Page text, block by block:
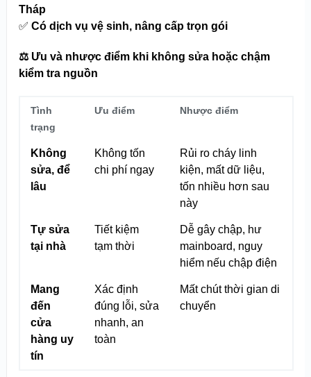
Tháp
✅ Có dịch vụ vệ sinh, nâng cấp trọn gói
⚖️Ưu và nhược điểm khi không sửa hoặc chậm
kiểm tra nguồn
Tình
trạng
Ưu điểm Nhược điểm
Không
sửa, để
lâu
Không tốn
chi phí ngay
Rủi ro cháy linh
kiện, mất dữ liệu,
tốn nhiều hơn sau
này
Tự sửa
tại nhà
Tiết kiệm
tạm thời
Dễ gây chập, hư
mainboard, nguy
hiểm nếu chập điện
Mang
đến
cửa
hàng uy
tín
Xác định
đúng lỗi, sửa
nhanh, an
toàn
Mất chút thời gian di
chuyển